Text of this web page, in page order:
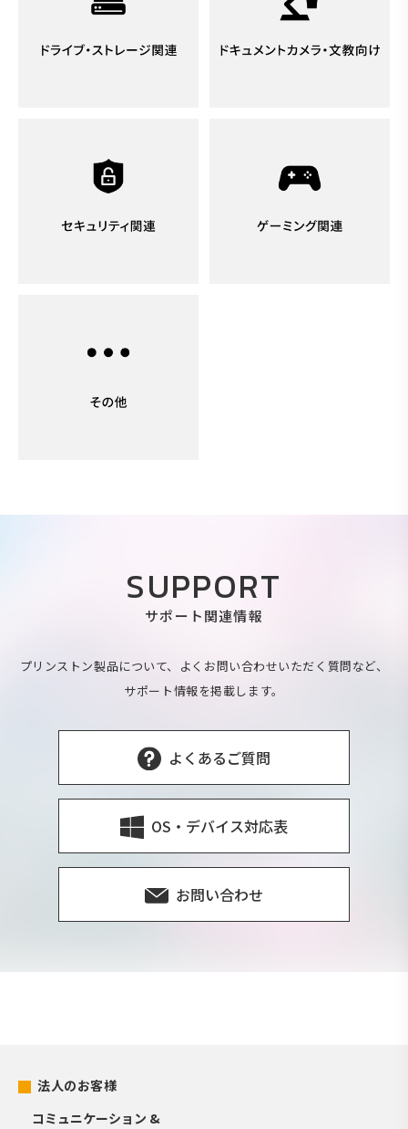
SUPPORT
サポート関連情報
プリンストン製品について、よくお問い合わせいただく質問など、
サポート情報を掲載します。
よくあるご質問
OS・デバイス対応表
お問い合わせ
法人のお客様
コミュニケーション &